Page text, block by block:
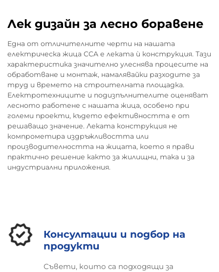
Лек дизайн за лесно боравене
Една от отличителните черти на нашата
електрическа жица CCA е леката ѝ конструкция. Тази
характеристика значително улеснява процесите на
обработване и монтаж, намалявайки разходите за
труд и времето на строителната площадка.
Електротехниците и подизпълнителите оценяват
лесното работене с нашата жица, особено при
големи проекти, където ефективността е от
решаващо значение. Леката конструкция не
компрометира издръжливостта или
производителността на жицата, което я прави
практично решение както за жилищни, така и за
индустриални приложения.
Консултации и подбор на
продукти
Съвети, които са подходящи за